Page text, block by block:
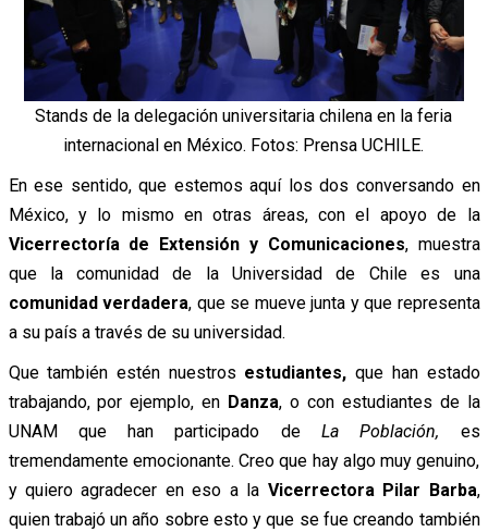
Stands de la delegación universitaria chilena en la feria
internacional en México. Fotos: Prensa UCHILE.
En ese sentido, que estemos aquí los dos conversando en
México, y lo mismo en otras áreas, con el apoyo de la
Vicerrectoría de Extensión y Comunicaciones, muestra
que la comunidad de la Universidad de Chile es una
comunidad verdadera, que se mueve junta y que representa
a su país a través de su universidad.
Que también estén nuestros estudiantes, que han estado
trabajando, por ejemplo, en Danza, o con estudiantes de la
UNAM que han participado de La Población, es
tremendamente emocionante. Creo que hay algo muy genuino,
y quiero agradecer en eso a la Vicerrectora Pilar Barba,
quien trabajó un año sobre esto y que se fue creando también